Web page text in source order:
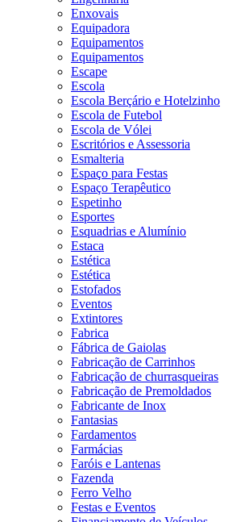
Enxovais
Equipadora
Equipamentos
Equipamentos
Escape
Escola
Escola Berçário e Hotelzinho
Escola de Futebol
Escola de Vólei
Escritórios e Assessoria
Esmalteria
Espaço para Festas
Espaço Terapêutico
Espetinho
Esportes
Esquadrias e Alumínio
Estaca
Estética
Estética
Estofados
Eventos
Extintores
Fabrica
Fábrica de Gaiolas
Fabricação de Carrinhos
Fabricação de churrasqueiras
Fabricação de Premoldados
Fabricante de Inox
Fantasias
Fardamentos
Farmácias
Faróis e Lantenas
Fazenda
Ferro Velho
Festas e Eventos